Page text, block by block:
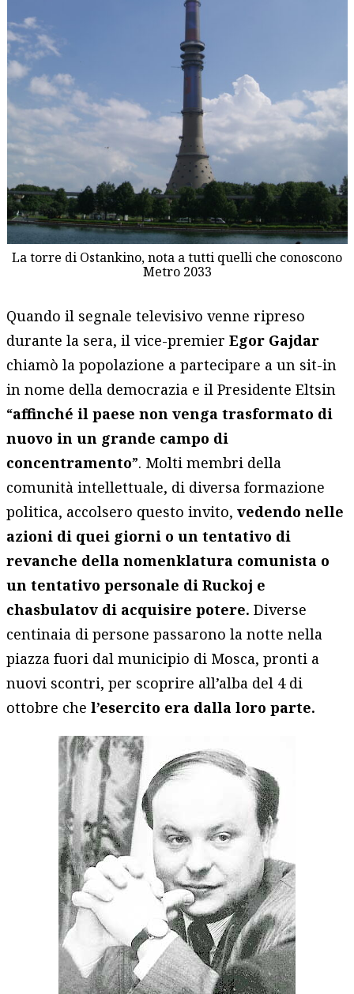
La torre di Ostankino, nota a tutti quelli che conoscono
Metro 2033
Quando il segnale televisivo venne ripreso
durante la sera, il vice-premierEgor Gajdar
chiamò la popolazione a partecipare a un sit-in
in nome della democrazia e il Presidente Eltsin
“affinché il paese non venga trasformato di
nuovo in un grande campo di
concentramento”. Molti membri della
comunità intellettuale, di diversa formazione
politica, accolsero questo invito,vedendo nelle
azioni di quei giorni o un tentativo di
revanche della nomenklatura comunista o
un tentativo personale di Ruckoj e
chasbulatov di acquisire potere. Diverse
centinaia di persone passarono la notte nella
piazza fuori dal municipio di Mosca, pronti a
nuovi scontri, per scoprire all’alba del 4 di
ottobre chel’esercito era dalla loro parte.